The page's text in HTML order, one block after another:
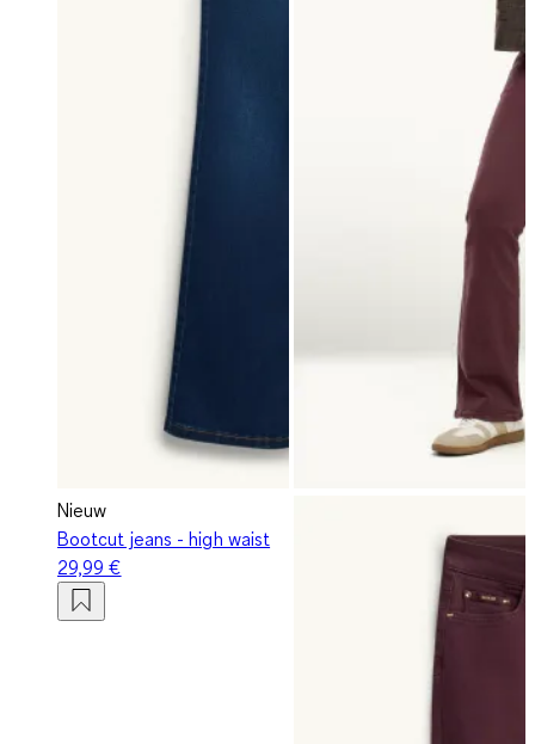
Nieuw
Bootcut jeans - high waist
29,99 €